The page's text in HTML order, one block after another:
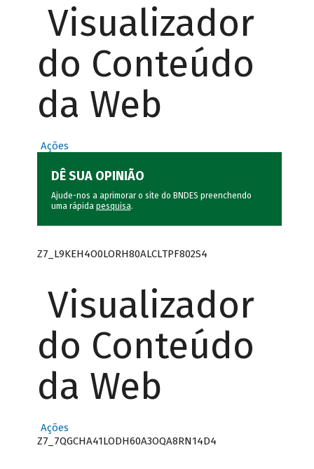
Visualizador
do Conteúdo
da Web
Ações
DÊ SUA OPINIÃO
Ajude-nos a aprimorar o site do BNDES preenchendo
uma rápida pesquisa.
Z7_L9KEH4O0LORH80ALCLTPF802S4
Visualizador
do Conteúdo
da Web
Ações
Z7_7QGCHA41LODH60A3OQA8RN14D4